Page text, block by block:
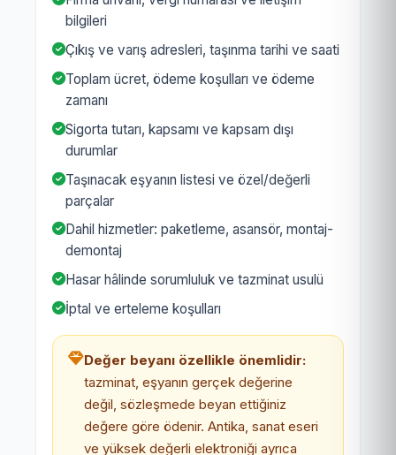
bilgileri
Çıkış ve varış adresleri, taşınma tarihi ve saati
Toplam ücret, ödeme koşulları ve ödeme
zamanı
Sigorta tutarı, kapsamı ve kapsam dışı
durumlar
Taşınacak eşyanın listesi ve özel/değerli
parçalar
Dahil hizmetler: paketleme, asansör, montaj-
demontaj
Hasar hâlinde sorumluluk ve tazminat usulü
İptal ve erteleme koşulları
Değer beyanı özellikle önemlidir:
tazminat, eşyanın gerçek değerine
değil, sözleşmede beyan ettiğiniz
değere göre ödenir. Antika, sanat eseri
ve yüksek değerli elektroniği ayrıca